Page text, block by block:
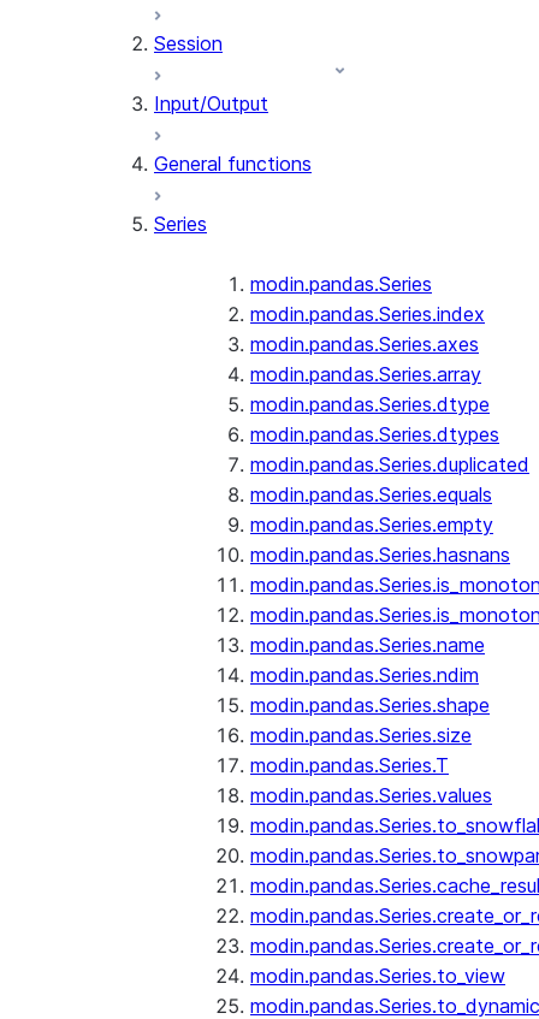
Session
Input/Output
General functions
Series
modin.pandas.Series
modin.pandas.Series.index
modin.pandas.Series.axes
modin.pandas.Series.array
modin.pandas.Series.dtype
modin.pandas.Series.dtypes
modin.pandas.Series.duplicated
modin.pandas.Series.equals
modin.pandas.Series.empty
modin.pandas.Series.hasnans
modin.pandas.Series.name
modin.pandas.Series.ndim
modin.pandas.Series.shape
modin.pandas.Series.size
modin.pandas.Series.T
modin.pandas.Series.values
modin.pandas.Series.to_view